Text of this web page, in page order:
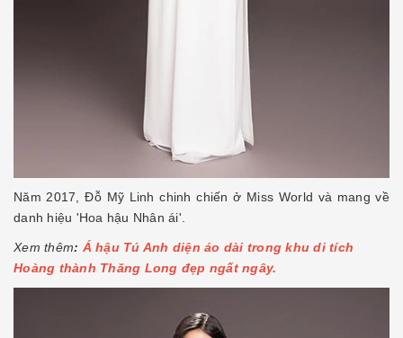
Năm 2017, Đỗ Mỹ Linh chinh chiến ở Miss World và mang về
danh hiệu 'Hoa hậu Nhân ái'.
Xem thêm: Á hậu Tú Anh diện áo dài trong khu di tích
Hoàng thành Thăng Long đẹp ngất ngây.